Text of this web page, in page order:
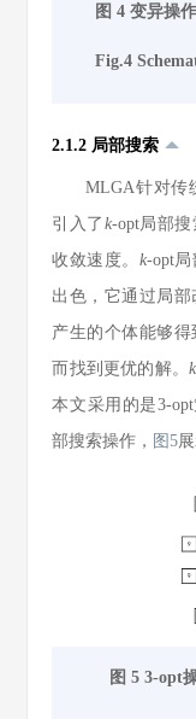
图 4 变异操
Fig.4
2.1.2 局部搜索
MLGA针对传
引入了 k-opt局部
收敛速度。 k-opt
出色，它通过局
产生的个体能够
而找到更优的解。k
本文采用的是3-opt
部搜索操作， 图5
图 5 3-opt